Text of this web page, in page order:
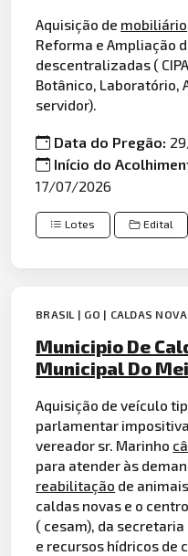
Aquisição de mobiliário
Reforma e Ampliação
descentralizadas (
Botânico, Laboratório,
servidor).
Data do Pregão:
Início do
17/07/2026
Lotes Edital
BRASIL | GO | CALDAS
Municipio De
Municipal Do
Aquisição de veículo
parlamentar
vereador sr. Marinho
para atender às
reabilitação de
caldas novas e o
( cesam), da
e recursos hídricos de